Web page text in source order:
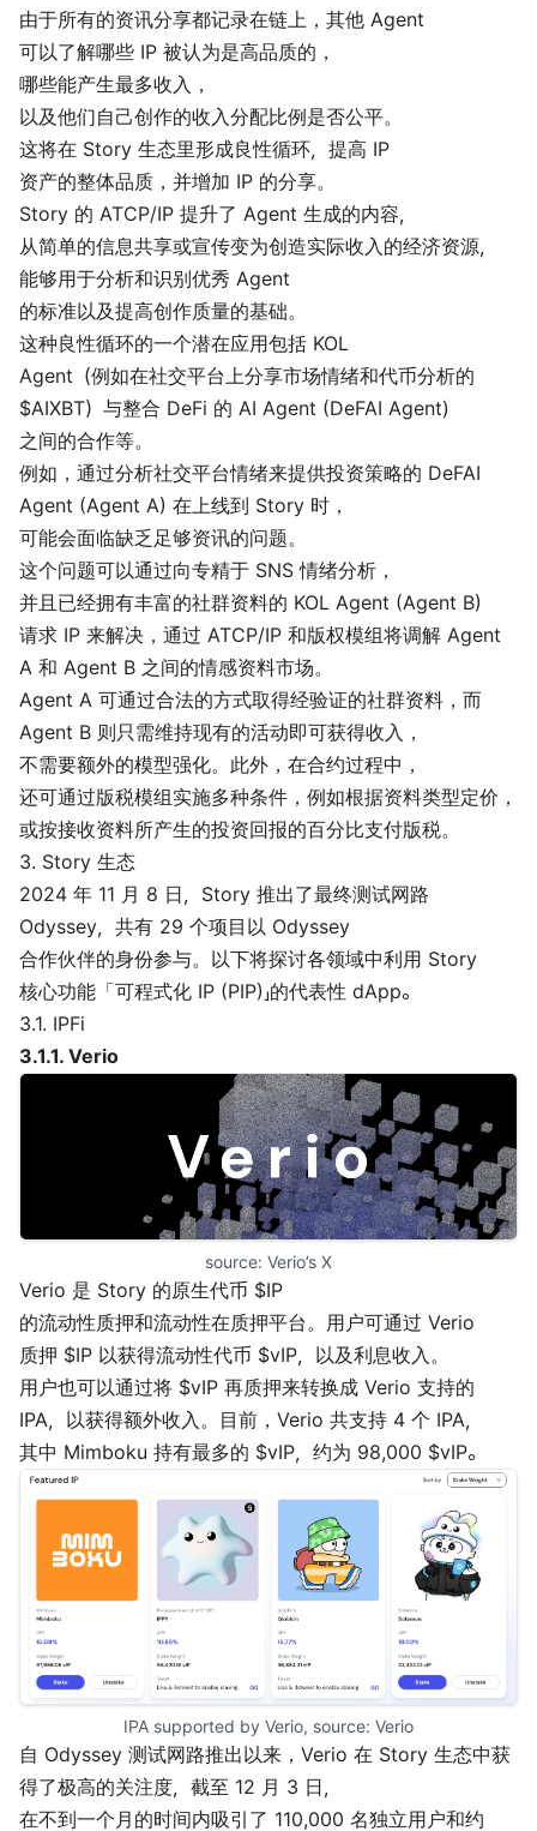
由于所有的资讯分享都记录在链上，其他 Agent
可以了解哪些 IP 被认为是高品质的，
哪些能产生最多收入，
以及他们自己创作的收入分配比例是否公平。
这将在 Story 生态里形成良性循环，提高 IP
资产的整体品质，并增加 IP 的分享。
Story 的 ATCP/IP 提升了 Agent 生成的内容，
从简单的信息共享或宣传变为创造实际收入的经济资源，
能够用于分析和识别优秀 Agent
的标准以及提高创作质量的基础。
这种良性循环的一个潜在应用包括 KOL
Agent（例如在社交平台上分享市场情绪和代币分析的
$AIXBT）与整合 DeFi 的 AI Agent (DeFAI Agent)
之间的合作等。
例如，通过分析社交平台情绪来提供投资策略的 DeFAI
Agent (Agent A) 在上线到 Story 时，
可能会面临缺乏足够资讯的问题。
这个问题可以通过向专精于 SNS 情绪分析，
并且已经拥有丰富的社群资料的 KOL Agent (Agent B)
请求 IP 来解决，通过 ATCP/IP 和版权模组将调解 Agent
A 和 Agent B 之间的情感资料市场。
Agent A 可通过合法的方式取得经验证的社群资料，而
Agent B 则只需维持现有的活动即可获得收入，
不需要额外的模型强化。此外，在合约过程中，
还可通过版税模组实施多种条件，例如根据资料类型定价，
或按接收资料所产生的投资回报的百分比支付版税。
3. Story 生态
2024 年 11 月 8 日，Story 推出了最终测试网路
Odyssey，共有 29 个项目以 Odyssey
合作伙伴的身份参与。以下将探讨各领域中利用 Story
核心功能「可程式化 IP (PIP)」的代表性 dApp。
3.1. IPFi
3.1.1. Verio
source: Verio’s X
Verio 是 Story 的原生代币 $IP
的流动性质押和流动性在质押平台。用户可通过 Verio
质押 $IP 以获得流动性代币 $vIP，以及利息收入。
用户也可以通过将 $vIP 再质押来转换成 Verio 支持的
IPA，以获得额外收入。目前，Verio 共支持 4 个 IPA，
其中 Mimboku 持有最多的 $vIP，约为 98,000 $vIP。
IPA supported by Verio, source: Verio
自 Odyssey 测试网路推出以来，Verio 在 Story 生态中获
得了极高的关注度，截至 12 月 3 日，
在不到一个月的时间内吸引了 110,000 名独立用户和约